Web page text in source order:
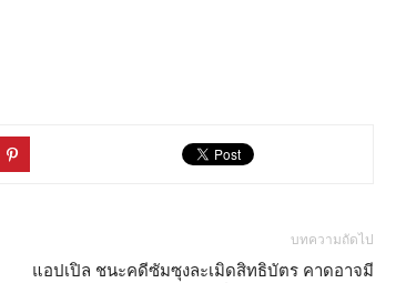
บทความถัดไป
แอปเปิล ชนะคดีซัมซุงละเมิดสิทธิบัตร คาดอาจมี